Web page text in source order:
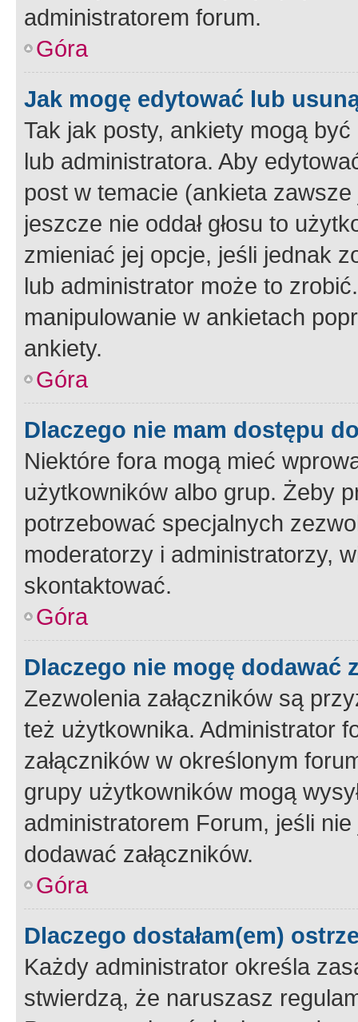
administratorem forum.
Góra
Jak mogę edytować lub
Tak jak posty, ankiety mogą
lub administratora. Aby
post w temacie (ankieta
jeszcze nie oddał głosu to
zmieniać jej opcje, jeśli jednak
lub administrator może to
manipulowanie w ankietach
ankiety.
Góra
Dlaczego nie mam dostępu
Niektóre fora mogą mieć
użytkowników albo grup. Żeby
potrzebować specjalnych
moderatorzy i administratorzy,
skontaktować.
Góra
Dlaczego nie mogę dodawać
Zezwolenia załączników są
też użytkownika. Administrator
załączników w określonym
grupy użytkowników mogą
administratorem Forum, jeśli
dodawać załączników.
Góra
Dlaczego dostałam(em)
Każdy administrator określa
stwierdzą, że naruszasz